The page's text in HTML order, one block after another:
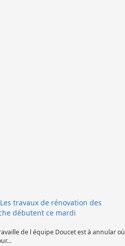
Les travaux de rénovation des
débutent ce mardi
de l équipe Doucet est à annular où